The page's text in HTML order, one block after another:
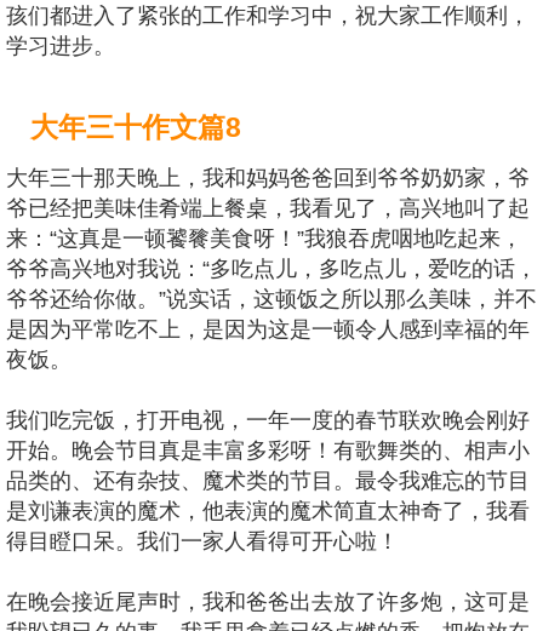
孩们都进入了紧张的工作和学习中，祝大家工作顺利，
学习进步。
大年三十作文篇8
大年三十那天晚上，我和妈妈爸爸回到爷爷奶奶家，爷
爷已经把美味佳肴端上餐桌，我看见了，高兴地叫了起
来：“这真是一顿饕餮美食呀！”我狼吞虎咽地吃起来，
爷爷高兴地对我说：“多吃点儿，多吃点儿，爱吃的话，
爷爷还给你做。”说实话，这顿饭之所以那么美味，并不
是因为平常吃不上，是因为这是一顿令人感到幸福的年
夜饭。
我们吃完饭，打开电视，一年一度的春节联欢晚会刚好
开始。晚会节目真是丰富多彩呀！有歌舞类的、相声小
品类的、还有杂技、魔术类的节目。最令我难忘的节目
是刘谦表演的魔术，他表演的魔术简直太神奇了，我看
得目瞪口呆。我们一家人看得可开心啦！
在晚会接近尾声时，我和爸爸出去放了许多炮，这可是